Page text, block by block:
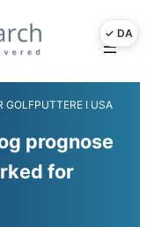
GOLFPUTTERE I USA
prognose
for